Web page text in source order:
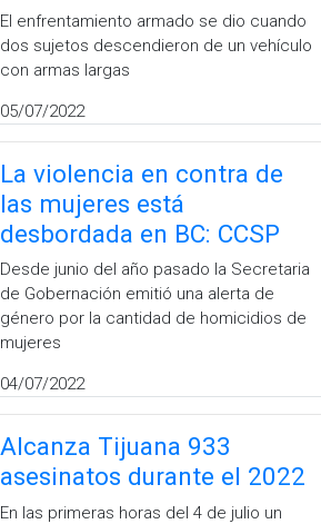
El enfrentamiento armado se dio cuando
dos sujetos descendieron de un vehículo
con armas largas
05/07/2022
La violencia en contra de
las mujeres está
desbordada en BC: CCSP
Desde junio del año pasado la Secretaria
de Gobernación emitió una alerta de
género por la cantidad de homicidios de
mujeres
04/07/2022
Alcanza Tijuana 933
asesinatos durante el 2022
En las primeras horas del 4 de julio un